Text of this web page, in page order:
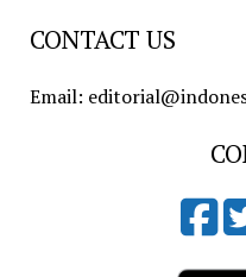
CONTACT US
Email: